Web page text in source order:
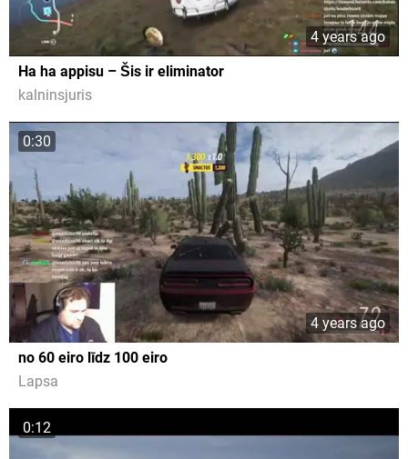
4 years ago
Ha ha appisu – Šis ir eliminator
kalninsjuris
0:30
4 years ago
no 60 eiro līdz 100 eiro
Lapsa
0:12